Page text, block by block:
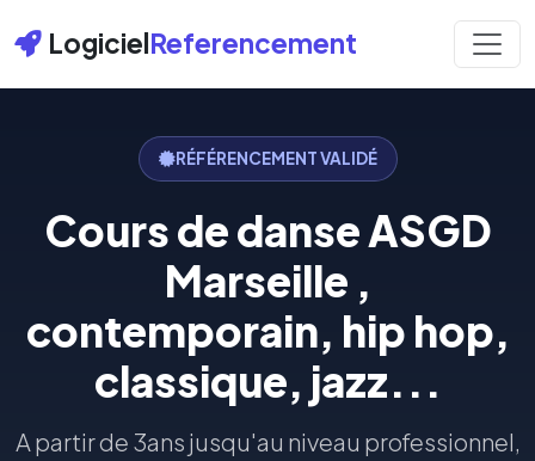
LogicielReferencement
RÉFÉRENCEMENT VALIDÉ
Cours de danse ASGD
Marseille ,
contemporain, hip hop,
classique, jazz...
A partir de 3ans jusqu'au niveau professionnel,